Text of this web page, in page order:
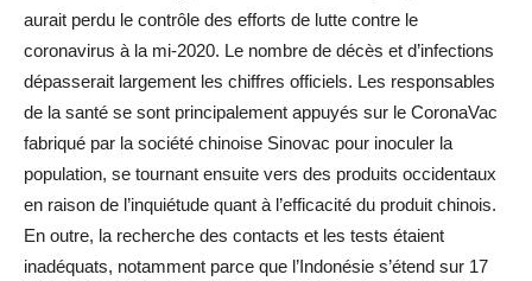
aurait perdu le contrôle des efforts de lutte contre le
coronavirus à la mi-2020. Le nombre de décès et d’infections
dépasserait largement les chiffres officiels. Les responsables
de la santé se sont principalement appuyés sur le CoronaVac
fabriqué par la société chinoise Sinovac pour inoculer la
population, se tournant ensuite vers des produits occidentaux
en raison de l’inquiétude quant à l’efficacité du produit chinois.
En outre, la recherche des contacts et les tests étaient
inadéquats, notamment parce que l’Indonésie s’étend sur 17